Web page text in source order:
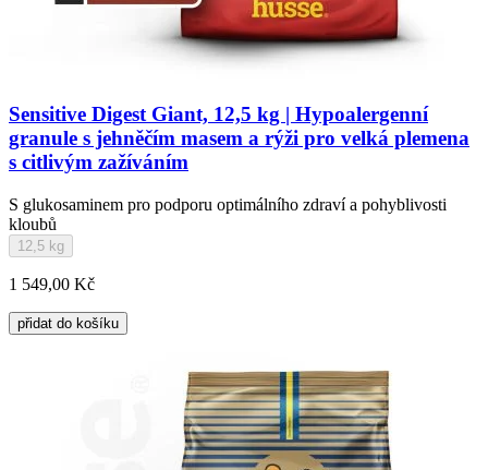
Sensitive Digest Giant, 12,5 kg | Hypoalergenní
granule s jehněčím masem a rýži pro velká plemena
s citlivým zažíváním
S glukosaminem pro podporu optimálního zdraví a pohyblivosti
kloubů
12,5 kg
1 549,00 Kč
přidat do košíku